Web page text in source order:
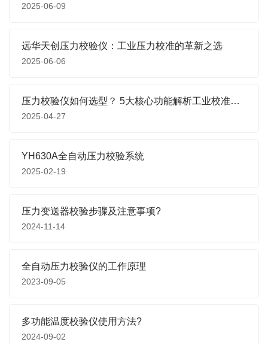
2025-06-09
远华天创压力校验仪：工业压力校准的革新之选
2025-06-06
压力校验仪如何选型？ 5大核心功能解析工业校准设备应用场景
2025-04-27
YH630A全自动压力校验系统
2025-02-19
压力变送器校验步骤及注意事项?
2024-11-14
全自动压力校验仪的工作原理
2023-09-05
多功能温度校验仪使用方法?
2024-09-02